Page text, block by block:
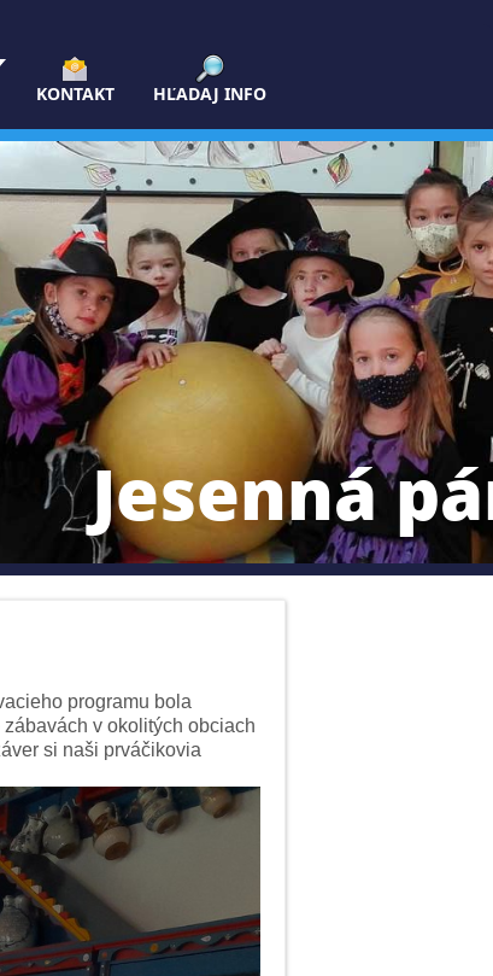
KONTAKT HĽADAJ INFO
Jesenná
programu bola
v okolitých obciach
si naši prváčikovia